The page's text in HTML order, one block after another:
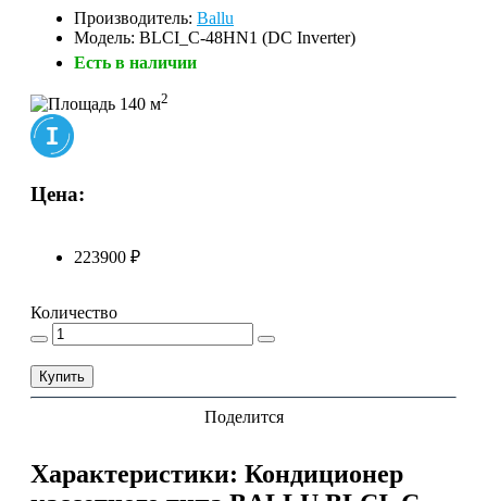
Производитель: Ballu
Модель: BLCI_C-48HN1 (DC Inverter)
Есть в наличии
140 м2
Цена:
223900 ₽
Количество
Купить
Поделится
Характеристики: Кондиционер